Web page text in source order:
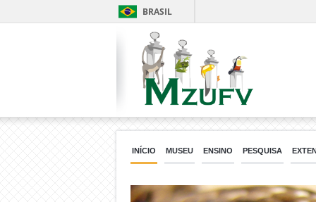
BRASIL
INÍCIO MUSEU ENSINO PESQUISA